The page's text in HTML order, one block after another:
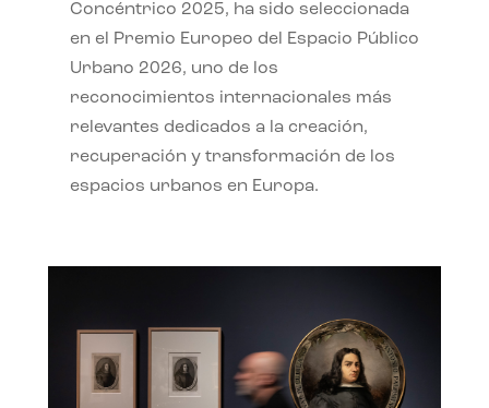
Concéntrico 2025, ha sido seleccionada
en el Premio Europeo del Espacio Público
Urbano 2026, uno de los
reconocimientos internacionales más
relevantes dedicados a la creación,
recuperación y transformación de los
espacios urbanos en Europa.